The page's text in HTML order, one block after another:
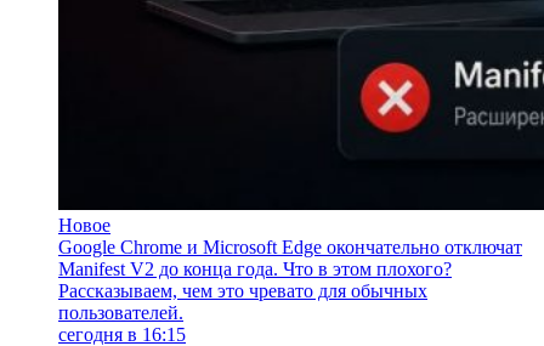
Новое
Google Chrome и Microsoft Edge окончательно отключат
Manifest V2 до конца года. Что в этом плохого?
Рассказываем, чем это чревато для обычных
пользователей.
сегодня в 16:15